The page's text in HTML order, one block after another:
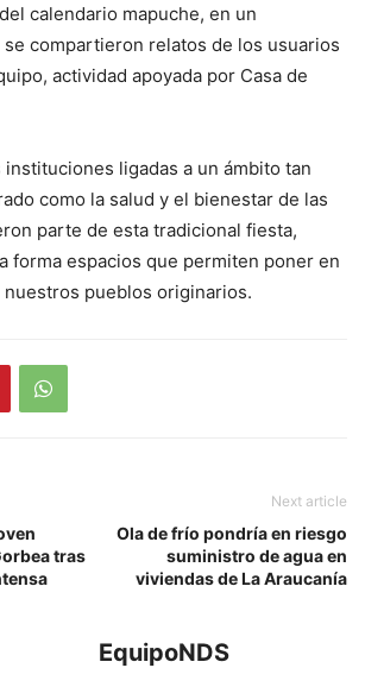
calendario mapuche, en un
compartieron relatos de los usuarios
actividad apoyada por Casa de
instituciones ligadas a un ámbito tan
como la salud y el bienestar de las
parte de esta tradicional fiesta,
forma espacios que permiten poner en
pueblos originarios.
tras
Next article
Ola de frío pondría en riesgo
suministro de agua en
viviendas de La Araucanía
EquipoNDS